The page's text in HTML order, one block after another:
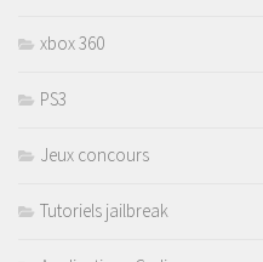
xbox 360
PS3
Jeux concours
Tutoriels jailbreak